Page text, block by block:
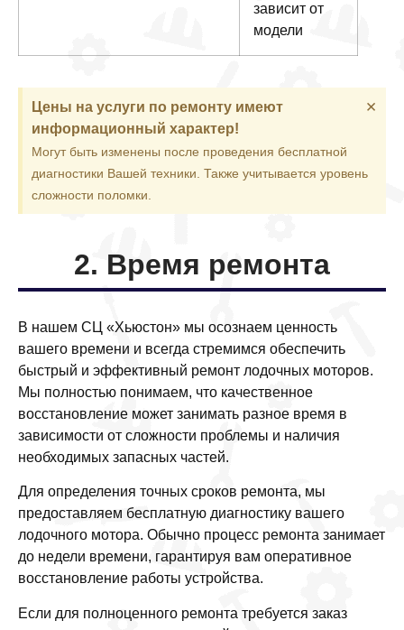
зависит от
модели
Цены на услуги по ремонту имеют
информационный характер!
Могут быть изменены после проведения бесплатной
диагностики Вашей техники. Также учитывается уровень
сложности поломки.
×
2. Время ремонта
В нашем СЦ «Хьюстон» мы осознаем ценность
вашего времени и всегда стремимся обеспечить
быстрый и эффективный ремонт лодочных моторов.
Мы полностью понимаем, что качественное
восстановление может занимать разное время в
зависимости от сложности проблемы и наличия
необходимых запасных частей.
Для определения точных сроков ремонта, мы
предоставляем бесплатную диагностику вашего
лодочного мотора. Обычно процесс ремонта занимает
до недели времени, гарантируя вам оперативное
восстановление работы устройства.
Если для полноценного ремонта требуется заказ